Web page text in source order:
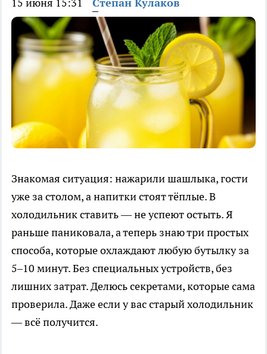
15 июня 15:31 Степан Кулаков
Знакомая ситуация: нажарили шашлыка, гости
уже за столом, а напитки стоят тёплые. В
холодильник ставить — не успеют остыть. Я
раньше паниковала, а теперь знаю три простых
способа, которые охлаждают любую бутылку за
5–10 минут. Без специальных устройств, без
лишних затрат. Делюсь секретами, которые сама
проверила. Даже если у вас старый холодильник
— всё получится.